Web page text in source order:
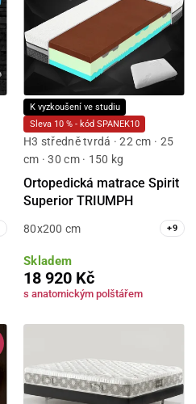
K vyzkoušení ve studiu
Sleva 10 % - kód SPANEK10
H3 středně tvrdá · 22 cm · 25
cm · 30 cm · 150 kg
Ortopedická matrace Spirit
Superior TRIUMPH
80x200 cm +9
Skladem
18 920 Kč
s anatomickým polštářem